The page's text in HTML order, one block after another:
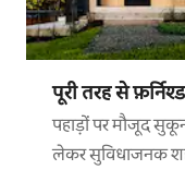
पूरी तरह से
पहाड़ों पर मौजूद
लेकर सुविधाजनक